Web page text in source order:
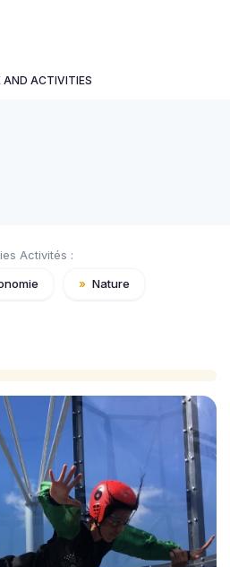
AND ACTIVITIES
Activités :
» Nature